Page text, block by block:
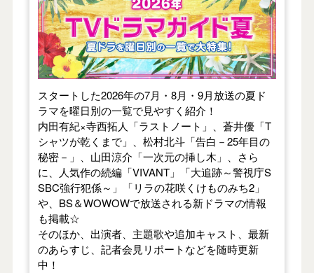
スタートした2026年の7月・8月・9月放送の夏ド
ラマを曜日別の一覧で見やすく紹介！
内田有紀×寺西拓人「ラストノート」、蒼井優「T
シャツが乾くまで」、松村北斗「告白－25年目の
秘密－」、山田涼介「一次元の挿し木」、さら
に、人気作の続編「VIVANT」「大追跡～警視庁S
SBC強行犯係～」「リラの花咲くけものみち2」
や、BS＆WOWOWで放送される新ドラマの情報
も掲載☆
そのほか、出演者、主題歌や追加キャスト、最新
のあらすじ、記者会見リポートなどを随時更新
中！